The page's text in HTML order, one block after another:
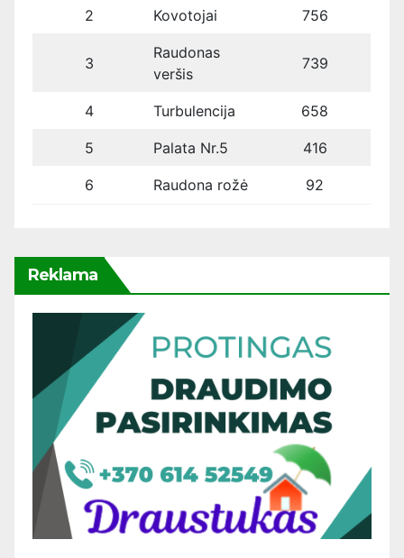
2 Kovotojai 756
3
Raudonas
veršis
739
4 Turbulencija 658
5 Palata Nr.5 416
6 Raudona rožė 92
Reklama